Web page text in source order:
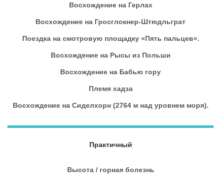
Восхождение на Герлах
Восхождение на Гросглокнер-Штюдльграт
Поездка на смотровую площадку «Пять пальцев».
Восхождение на Рысы из Польши
Восхождение на Бабью гору
Племя хадза
Восхождение на Сиделхорн (2764 м над уровнем моря).
Практичный
Высота / горная болезнь